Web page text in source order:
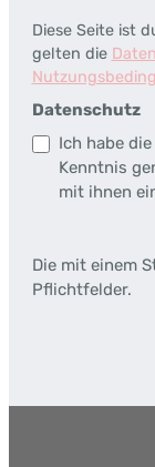
Diese Seite ist
gelten die
Datenschutz
Ich habe die
Kenntnis
mit ihnen
Die mit einem
Pflichtfelder.